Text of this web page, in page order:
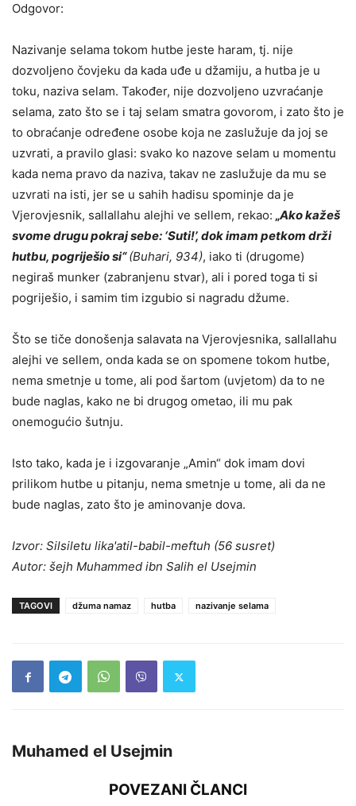
Odgovor:
Nazivanje selama tokom hutbe jeste haram, tj. nije
dozvoljeno čovjeku da kada uđe u džamiju, a hutba je u
toku, naziva selam. Također, nije dozvoljeno uzvraćanje
selama, zato što se i taj selam smatra govorom, i zato što je
to obraćanje određene osobe koja ne zaslužuje da joj se
uzvrati, a pravilo glasi: svako ko nazove selam u momentu
kada nema pravo da naziva, takav ne zaslužuje da mu se
uzvrati na isti, jer se u sahih hadisu spominje da je
Vjerovjesnik, sallallahu alejhi ve sellem, rekao: „Ako kažeš
svome drugu pokraj sebe: ‘Suti!’, dok imam petkom drži
hutbu, pogriješio si“(Buhari, 934), iako ti (drugome)
negiraš munker (zabranjenu stvar), ali i pored toga ti si
pogriješio, i samim tim izgubio si nagradu džume.
Što se tiče donošenja salavata na Vjerovjesnika, sallallahu
alejhi ve sellem, onda kada se on spomene tokom hutbe,
nema smetnje u tome, ali pod šartom (uvjetom) da to ne
bude naglas, kako ne bi drugog ometao, ili mu pak
onemogućio šutnju.
Isto tako, kada je i izgovaranje „Amin“ dok imam dovi
prilikom hutbe u pitanju, nema smetnje u tome, ali da ne
bude naglas, zato što je aminovanje dova.
Izvor: Silsiletu lika'atil-babil-meftuh (56 susret)
Autor: šejh Muhammed ibn Salih el Usejmin
TAGOVI džuma namaz hutba nazivanje selama
Muhamed el Usejmin
POVEZANI ČLANCI